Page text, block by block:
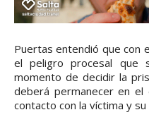
Puertas entendió que con
el peligro procesal que
momento de decidir la
deberá permanecer en
contacto con la víctima y